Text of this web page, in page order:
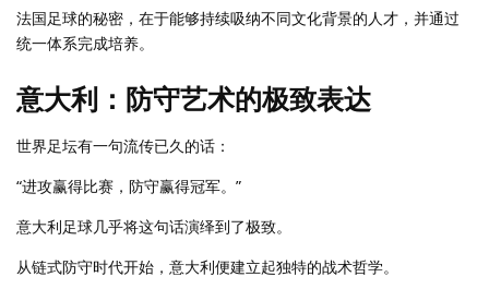
法国足球的秘密，在于能够持续吸纳不同文化背景的人才，并通过
统一体系完成培养。
意大利：防守艺术的极致表达
世界足坛有一句流传已久的话：
“进攻赢得比赛，防守赢得冠军。”
意大利足球几乎将这句话演绎到了极致。
从链式防守时代开始，意大利便建立起独特的战术哲学。